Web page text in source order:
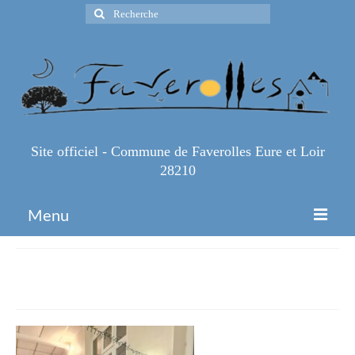
Rechercher
:
Site officiel - Commune de Faverolles Eure et Loir
28210
Menu
Infos Pratiques